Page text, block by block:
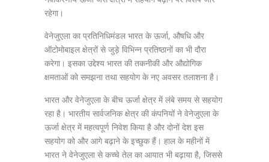
रहेगा।
वेनेजुएला का प्रतिनिधिमंडल भारत के ऊर्जा, औषधि और
ऑटोमोबाइल क्षेत्रों से जुड़े विभिन्न प्रतिष्ठानों का भी दौरा
करेगा। इसका उद्देश्य भारत की तकनीकी और औद्योगिक
क्षमताओं को समझना तथा सहयोग के नए अवसर तलाशना है।
भारत और वेनेजुएला के बीच ऊर्जा क्षेत्र में लंबे समय से सहयोग
रहा है। भारतीय सार्वजनिक क्षेत्र की कंपनियों ने वेनेजुएला के
ऊर्जा क्षेत्र में महत्वपूर्ण निवेश किया है और दोनों देश इस
सहयोग को और आगे बढ़ाने के इच्छुक हैं। हाल के महीनों में
भारत ने वेनेजुएला से कच्चे तेल का आयात भी बढ़ाया है, जिससे